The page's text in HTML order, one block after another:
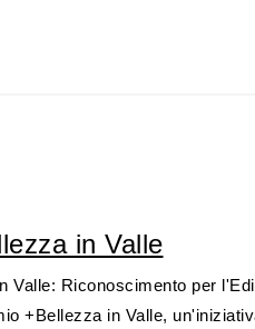
in Valle
Valle: Riconoscimento per
+Bellezza in Valle,